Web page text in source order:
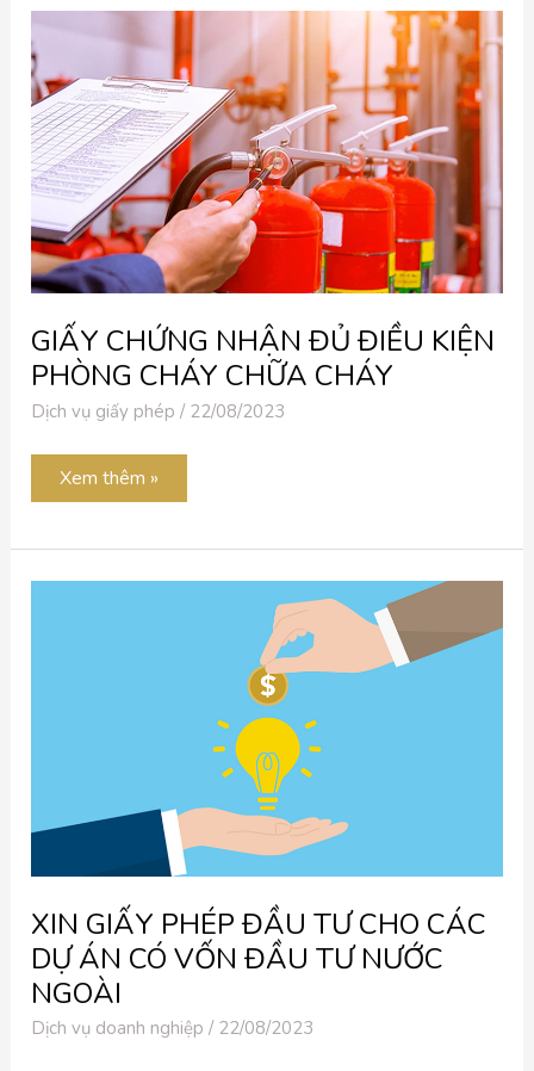
GIẤY CHỨNG NHẬN ĐỦ ĐIỀU KIỆN
PHÒNG CHÁY CHỮA CHÁY
Dịch vụ giấy phép / 22/08/2023
GIẤY
CHỨNG
ĐỦ
ĐIỀU
KIỆN
PHÒNG
CHÁY
CHỮA
CHÁY
Xem thêm »
XIN GIẤY PHÉP ĐẦU TƯ CHO CÁC
DỰ ÁN CÓ VỐN ĐẦU TƯ NƯỚC
NGOÀI
Dịch vụ doanh nghiệp / 22/08/2023
XIN
TƯ